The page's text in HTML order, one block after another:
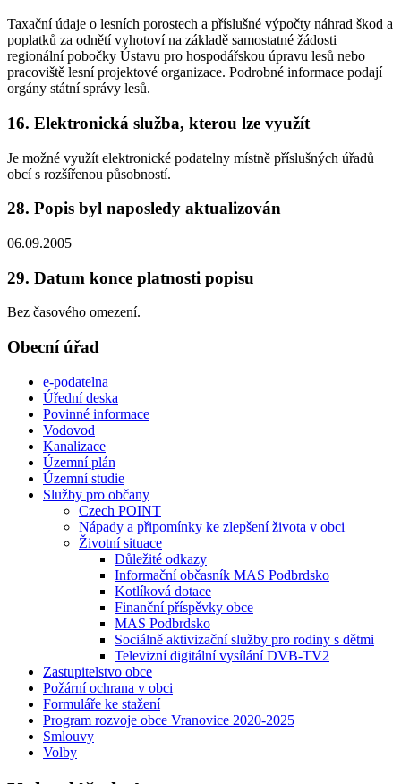
Taxační údaje o lesních porostech a příslušné výpočty náhrad škod a
poplatků za odnětí vyhotoví na základě samostatné žádosti
regionální pobočky Ústavu pro hospodářskou úpravu lesů nebo
pracoviště lesní projektové organizace. Podrobné informace podají
orgány státní správy lesů.
16. Elektronická služba, kterou lze využít
Je možné využít elektronické podatelny místně příslušných úřadů
obcí s rozšířenou působností.
28. Popis byl naposledy aktualizován
06.09.2005
29. Datum konce platnosti popisu
Bez časového omezení.
Obecní úřad
e-podatelna
Úřední deska
Povinné informace
Vodovod
Kanalizace
Územní plán
Územní studie
Služby pro občany
Czech POINT
Nápady a připomínky ke zlepšení života v obci
Životní situace
Důležité odkazy
Informační občasník MAS Podbrdsko
Kotlíková dotace
Finanční příspěvky obce
MAS Podbrdsko
Sociálně aktivizační služby pro rodiny s dětmi
Televizní digitální vysílání DVB-TV2
Zastupitelstvo obce
Požární ochrana v obci
Formuláře ke stažení
Program rozvoje obce Vranovice 2020-2025
Smlouvy
Volby